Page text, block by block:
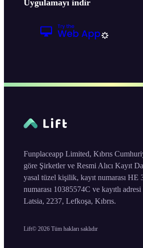
Uygulamayı indir
Lift© 2026 Tüm hakları saklıdır
Funplaceapp Limited, Kıbrıs
göre Şirketler ve Resmi Alıcı Kayıt
yasal tüzel kişilik, kayıt numarası
numarası 10385574C ve kayıtlı
Latsia, 2237, Lefkoşa, Kıbrıs.